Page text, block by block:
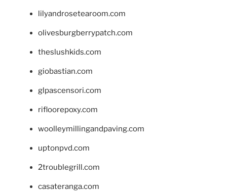
lilyandrosetearoom.com
olivesburgberrypatch.com
theslushkids.com
giobastian.com
glpascensori.com
rifloorepoxy.com
woolleymillingandpaving.com
uptonpvd.com
2troublegrill.com
casateranga.com